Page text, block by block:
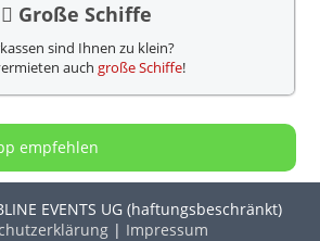
Große Schiffe
sind Ihnen zu klein?
auch große Schiffe!
empfehlen
EVENTS UG (haftungsbeschränkt)
| Impressum